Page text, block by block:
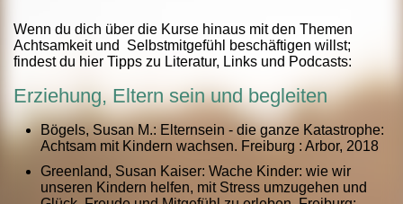
Wenn du dich über die Kurse hinaus mit den Themen
Achtsamkeit und Selbstmitgefühl beschäftigen willst;
findest du hier Tipps zu Literatur, Links und Podcasts:
Erziehung, Elternsein und begleiten
Bögels, Susan M.: Elternsein - die ganze Katastrophe:
Achtsam mit Kindern wachsen. Freiburg : Arbor, 2018
Greenland, Susan Kaiser: Wache Kinder: wie wir
unseren Kindern helfen, mit Stress umzugehen und